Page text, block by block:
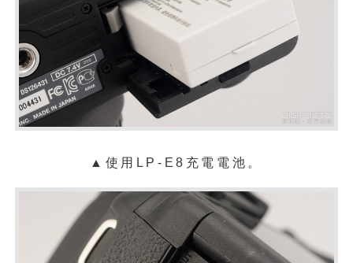
▲使用LP-E8充電電池。